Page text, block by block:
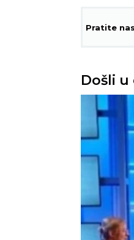
Pratite
Došli